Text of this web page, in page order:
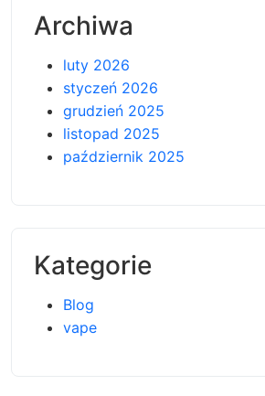
Archiwa
luty 2026
styczeń 2026
grudzień 2025
listopad 2025
październik 2025
Kategorie
Blog
vape